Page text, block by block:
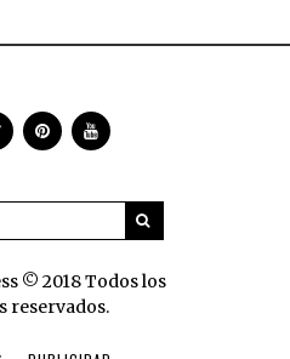
© 2018 Todos los
reservados.